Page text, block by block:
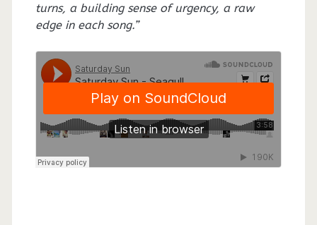
turns, a building sense of urgency, a raw
edge in each song.”